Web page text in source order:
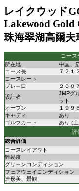
レイクウッドG
Lakewood Gold
珠海翠湖高爾
コース
所在地
中国、
コース長
７２１
コースレート
プレー日
２００
設計者
JMPグ
ット
オープン
１９９
キャディ
あり
ゴルフカート
あり (
評
総合評価
コースレイアウト
難易度
グリーンコンディション
フェアウェイコンディション
造形美、景観